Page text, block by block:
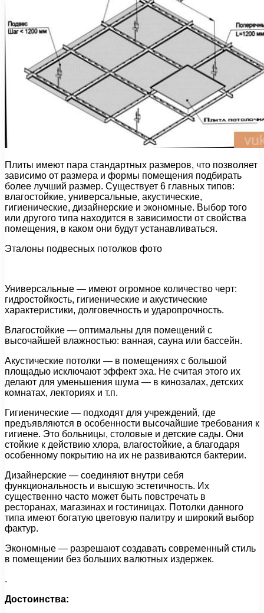
Плиты имеют пара стандартных размеров, что позволяет
зависимо от размера и формы помещения подбирать
более лучший размер. Существует 6 главных типов:
влагостойкие, универсальные, акустические,
гигиенические, дизайнерские и экономные. Выбор того
или другого типа находится в зависимости от свойства
помещения, в каком они будут устанавливаться.
Эталоны подвесных потолков фото
Универсальные — имеют огромное количество черт:
гидростойкость, гигиенические и акустические
характеристики, долговечность и ударопрочность.
Влагостойкие — оптимальны для помещений с
высочайшей влажностью: ванная, сауна или бассейн.
Акустические потолки — в помещениях с большой
площадью исключают эффект эха. Не считая этого их
делают для уменьшения шума — в кинозалах, детских
комнатах, лекториях и т.п.
Гигиенические — подходят для учреждений, где
предъявляются в особенности высочайшие требования к
гигиене. Это больницы, столовые и детские сады. Они
стойкие к действию хлора, влагостойкие, а благодаря
особенному покрытию на их не развиваются бактерии.
Дизайнерские — соединяют внутри себя
функциональность и высшую эстетичность. Их
существенно часто может быть повстречать в
ресторанах, магазинах и гостиницах. Потолки данного
типа имеют богатую цветовую палитру и широкий выбор
фактур.
Экономные — разрешают создавать современный стиль
в помещении без больших валютных издержек.
.
Достоинства: